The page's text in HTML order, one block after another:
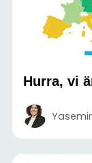
Hurra, vi